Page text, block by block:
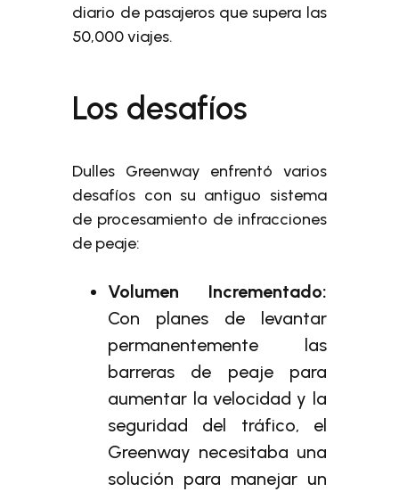
diario de pasajeros que supera las
50,000 viajes.
Los desafíos
Dulles Greenway enfrentó varios
desafíos con su antiguo sistema
de procesamiento de infracciones
de peaje:
Volumen Incrementado:
Con planes de levantar
permanentemente las
barreras de peaje para
aumentar la velocidad y la
seguridad del tráfico, el
Greenway necesitaba una
solución para manejar un